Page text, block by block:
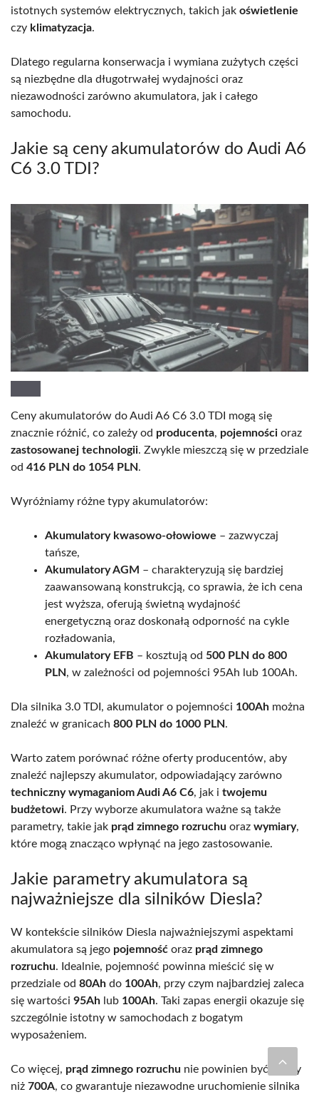
istotnych systemów elektrycznych, takich jak oświetlenie
czy klimatyzacja.
Dlatego regularna konserwacja i wymiana zużytych części
są niezbędne dla długotrwałej wydajności oraz
niezawodności zarówno akumulatora, jak i całego
samochodu.
Jakie są ceny akumulatorów do Audi A6
C6 3.0 TDI?
Ceny akumulatorów do Audi A6 C6 3.0 TDI mogą się
znacznie różnić, co zależy od producenta, pojemności oraz
zastosowanej technologii. Zwykle mieszczą się w przedziale
od 416 PLN do 1054 PLN.
Wyróżniamy różne typy akumulatorów:
Akumulatory kwasowo-ołowiowe – zazwyczaj
tańsze,
Akumulatory AGM – charakteryzują się bardziej
zaawansowaną konstrukcją, co sprawia, że ich cena
jest wyższa, oferują świetną wydajność
energetyczną oraz doskonałą odporność na cykle
rozładowania,
Akumulatory EFB – kosztują od 500 PLN do 800
PLN, w zależności od pojemności 95Ah lub 100Ah.
Dla silnika 3.0 TDI, akumulator o pojemności 100Ah można
znaleźć w granicach 800 PLN do 1000 PLN.
Warto zatem porównać różne oferty producentów, aby
znaleźć najlepszy akumulator, odpowiadający zarówno
techniczny wymaganiom Audi A6 C6, jak i twojemu
budżetowi. Przy wyborze akumulatora ważne są także
parametry, takie jak prąd zimnego rozruchu oraz wymiary,
które mogą znacząco wpłynąć na jego zastosowanie.
Jakie parametry akumulatora są
najważniejsze dla silników Diesla?
W kontekście silników Diesla najważniejszymi aspektami
akumulatora są jego pojemność oraz prąd zimnego
rozruchu. Idealnie, pojemność powinna mieścić się w
przedziale od 80Ah do 100Ah, przy czym najbardziej zaleca
się wartości 95Ah lub 100Ah. Taki zapas energii okazuje się
szczególnie istotny w samochodach z bogatym
wyposażeniem.
Co więcej, prąd zimnego rozruchu nie powinien być niższy
niż 700A, co gwarantuje niezawodne uruchomienie silnika